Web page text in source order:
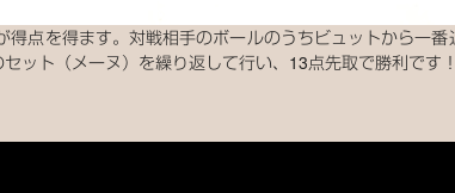
点を得ます。対戦相手のボールのうちビュットから一番
ット（メーヌ）を繰り返して行い、13点先取で勝利です！